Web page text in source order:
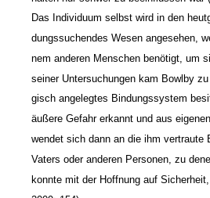
Das Individuum selbst wird in den
dungssuchendes Wesen angesehen,
nem anderen Menschen benötigt, um
seiner Untersuchungen kam Bowlby
gisch angelegtes Bindungssystem
äußere Gefahr erkannt und aus
wendet sich dann an die ihm vertraute
Vaters oder anderen Personen, zu
konnte mit der Hoffnung auf